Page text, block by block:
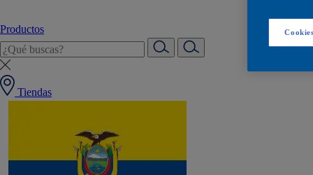
Productos
Tiendas